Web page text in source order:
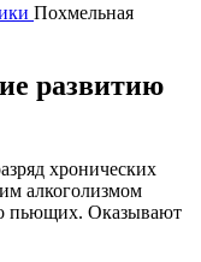
Похмельная
развитию
хронических
алкоголизмом
пьющих. Оказывают